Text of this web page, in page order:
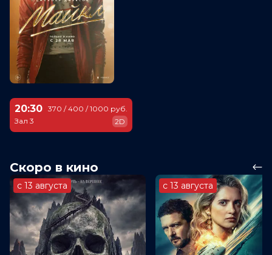
20:30
Зал 3
370 / 400 / 1000 руб.
2D
Скоро в кино
с 13 августа с 13 августа